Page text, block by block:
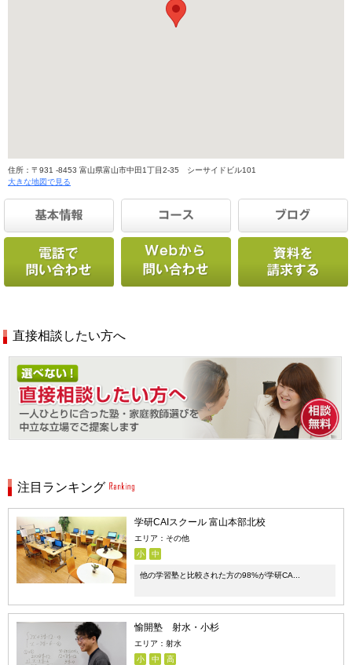
住所：〒931 -8453 富山県富山市中田1丁目2-35 シーサイドビル101
大きな地図で見る
直接相談したい方へ
注目ランキング
学研CAIスクール 富山本部北校
エリア：その他
小
中
他の学習塾と比較された方の98%が学研CA...
愉開塾 射水・小杉
エリア：射水
小
中 高